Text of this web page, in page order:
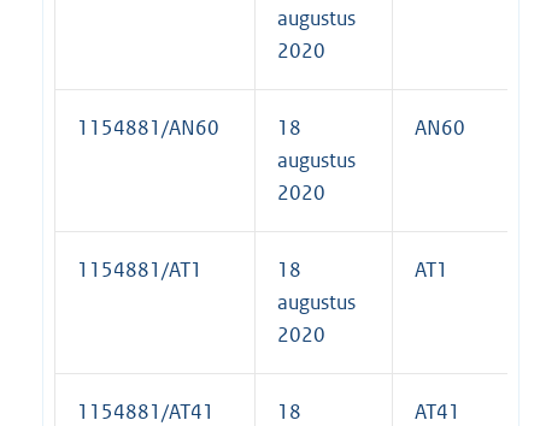
augustus
2020
1154881/AN60
18
augustus
2020
AN60
1154881/AT1
18
augustus
2020
AT1
1154881/AT41
18
AT41